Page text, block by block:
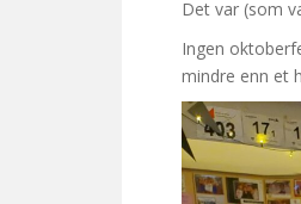
Det var (som
Ingen
mindre enn et